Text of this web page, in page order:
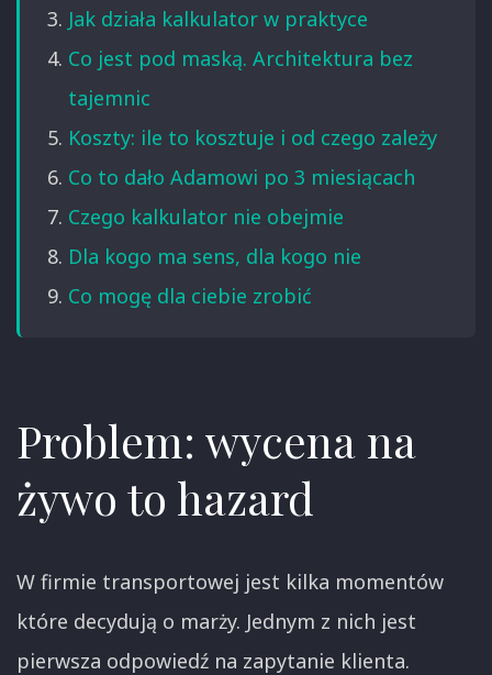
Jak działa kalkulator w praktyce
Co jest pod maską. Architektura bez
tajemnic
Koszty: ile to kosztuje i od czego zależy
Co to dało Adamowi po 3 miesiącach
Czego kalkulator nie obejmie
Dla kogo ma sens, dla kogo nie
Co mogę dla ciebie zrobić
Problem: wycena na
żywo to hazard
W firmie transportowej jest kilka momentów
które decydują o marży. Jednym z nich jest
pierwsza odpowiedź na zapytanie klienta.